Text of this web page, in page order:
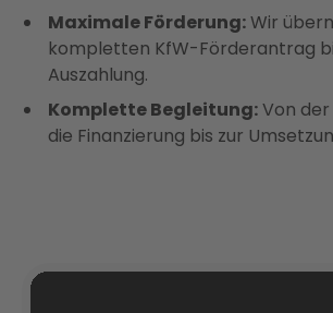
Maximale Förderung:Wir
kompletten KfW-Förderantrag
Auszahlung.
Komplette Begleitung:Von
die Finanzierung bis zur